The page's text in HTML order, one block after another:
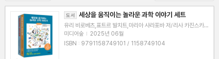
도서 세상을 움직이는 놀라운 과학 이야기 세트
유리 비로베츠,표트르 발치트,마리아 샤라포바 저/리사 카진스카야
그림/김민경,이경아 역/천년수,이황기 감수
미디어숲 | 2025년 06월
ISBN : 9791158749101 / 1158749104